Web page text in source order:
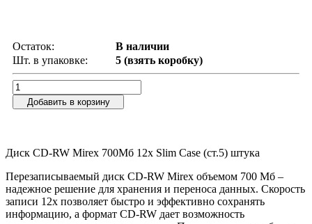
Остаток:
В наличии
Шт. в упаковке:
5 (взять коробку)
Добавить в корзину
Диск CD-RW Mirex 700Мб 12x Slim Case (ст.5) штука
Перезаписываемый диск CD-RW Mirex объемом 700 Мб –
надежное решение для хранения и переноса данных. Скорость
записи 12x позволяет быстро и эффективно сохранять
информацию, а формат CD-RW дает возможность